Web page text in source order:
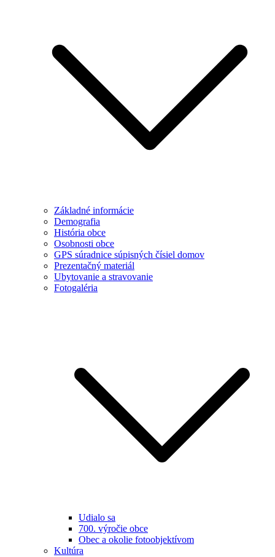
Základné informácie
Demografia
História obce
Osobnosti obce
GPS súradnice súpisných čísiel domov
Prezentačný materiál
Ubytovanie a stravovanie
Fotogaléria
Udialo sa
700. výročie obce
Obec a okolie fotoobjektívom
Kultúra